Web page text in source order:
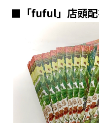
■「fuful」店頭配